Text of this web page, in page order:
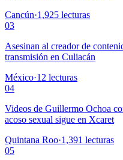
Cancún·1,925 lecturas
03
Asesinan al creador de
transmisión en Culiacán
México·12 lecturas
04
Videos de Guillermo Ochoa
acoso sexual sigue en Xcaret
Quintana Roo·1,391 lecturas
05